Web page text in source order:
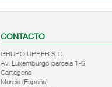
CONTACTO
GRUPO UPPER S.C.
Av. Luxemburgo parcela 1-6
Cartagena
Murcia (España)